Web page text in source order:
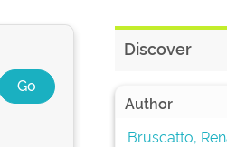
Discover
Author
Bruscatto,